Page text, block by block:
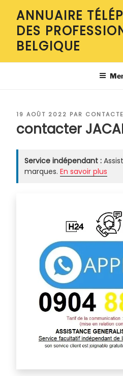
contenu
principal
ANNUAIRE
DES
BELGIQUE
PUBLIÉ
19 AOÛT 2022 PAR
contacter
Service indépendant :
marques. En savoir plus